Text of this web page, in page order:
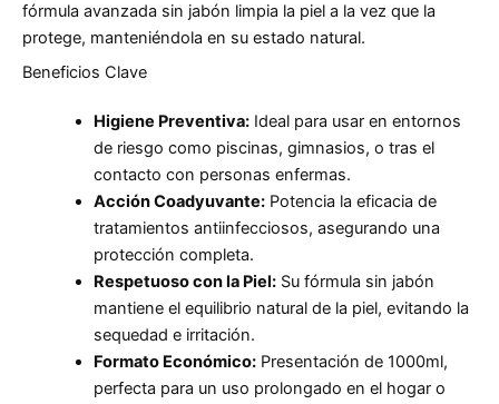
fórmula avanzada sin jabón limpia la piel a la vez que la
protege, manteniéndola en su estado natural.
Beneficios Clave
Higiene Preventiva:Ideal para usar en entornos
de riesgo como piscinas, gimnasios, o tras el
contacto con personas enfermas.
Acción Coadyuvante:Potencia la eficacia de
tratamientos antiinfecciosos, asegurando una
protección completa.
Respetuoso con la Piel:Su fórmula sin jabón
mantiene el equilibrio natural de la piel, evitando la
sequedad e irritación.
Formato Económico:Presentación de 1000ml,
perfecta para un uso prolongado en el hogar o